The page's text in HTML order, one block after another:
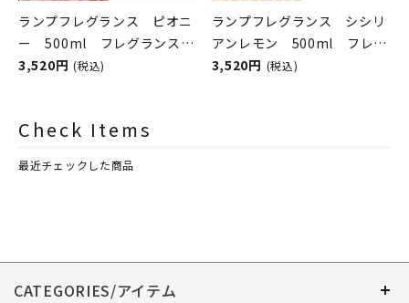
ランプフレグランス ピオニ
ー 500ml フレグランスラ
ンプ用オイル
3,520円 (税込)
ランプフレグランス シシリ
アンレモン 500ml フレグ
ランスランプ用オイル
3,520円 (税込)
Check Items
最近チェックした商品
CATEGORIES/アイテム